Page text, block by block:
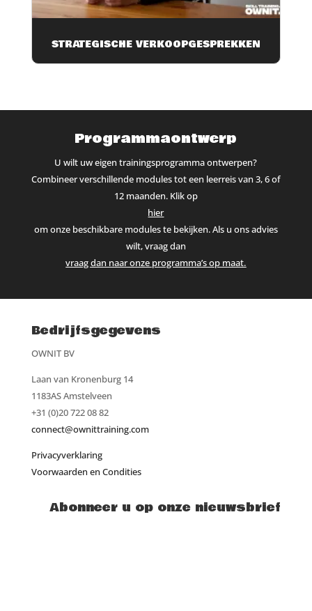
STRATEGISCHE VERKOOPGESPREKKEN
Programmaontwerp
U wilt uw eigen trainingsprogramma ontwerpen?
Combineer verschillende modules tot een leerreis van 3, 6 of
12 maanden. Klik op
hier
om onze beschikbare modules te bekijken. Als u ons advies
wilt, vraag dan
vraag dan naar onze programma’s op maat.
Bedrijfsgegevens
OWNIT BV
Laan van Kronenburg 14
1183AS Amstelveen
+31 (0)20 722 08 82
connect@ownittraining.com
Privacyverklaring
Voorwaarden en Condities
Abonneer u op onze nieuwsbrief